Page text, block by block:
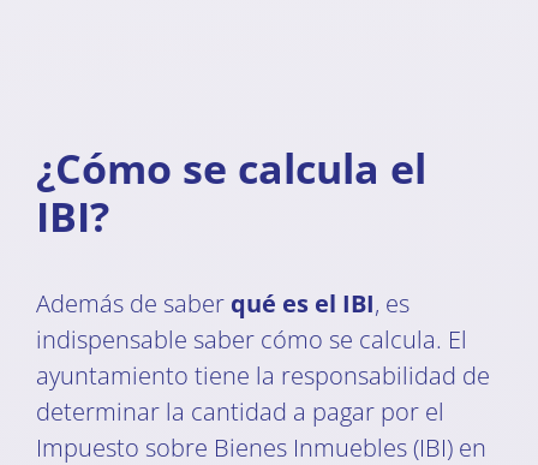
¿Cómo se calcula el
IBI?
Además de saber qué es el IBI, es
indispensable saber cómo se calcula. El
ayuntamiento tiene la responsabilidad de
determinar la cantidad a pagar por el
Impuesto sobre Bienes Inmuebles (IBI) en